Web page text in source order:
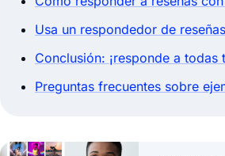
Usa un respondedor de
Conclusión: ¡responde a
Preguntas frecuentes sobre